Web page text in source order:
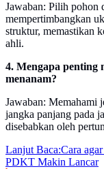
Jawaban: Pilih pohon
mempertimbangkan
struktur, memastikan
ahli.
4. Mengapa penting
menanam?
Jawaban: Memahami
jangka panjang pada
disebabkan oleh
Lanjut Baca:Cara
PDKT Makin Lancar